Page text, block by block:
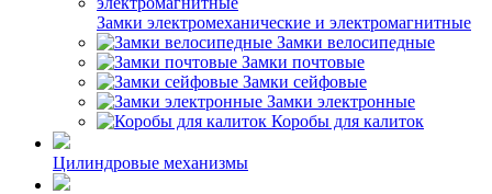
Замки электромеханические и электромагнитные
Замки велосипедные
Замки почтовые
Замки сейфовые
Замки электронные
Коробы для калиток
Цилиндровые механизмы